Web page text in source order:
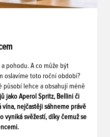
pohodu. A co může být
oslavíme toto roční období?
působí lehce a obsahují méně
jako Aperol Spritz, Bellini či
vína, nejčastěji sáhneme právě
vyniká svěžestí, díky čemuž se